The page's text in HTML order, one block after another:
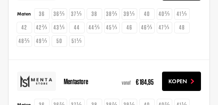
Maten 36 36⅔ 37⅓ 38 38⅔ 39⅓ 40 40⅔
41⅓
42
42⅔ 43⅓ 44 44⅔ 45⅓ 46 46⅔ 47⅓
48
48⅔
49⅓ 50 51⅓
Mentastore vanaf € 184,95 KOPEN